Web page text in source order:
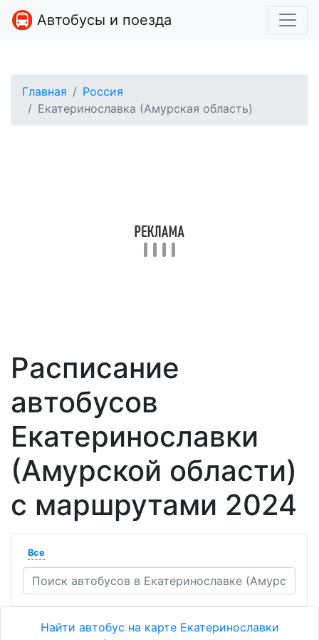
Автобусы и поезда
Главная
Россия
Екатеринославка (Амурская область)
Расписание
автобусов
Екатеринославки
(Амурской области)
с маршрутами 2024
Все
Найти автобус на карте Екатеринославки